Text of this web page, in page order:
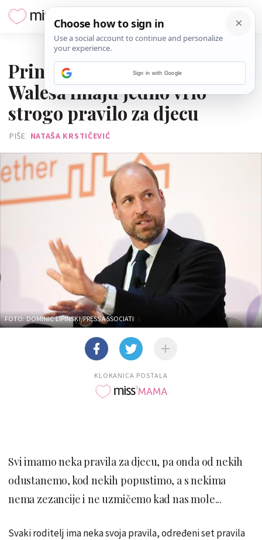
Princ William i princeza od
Walesa imaju jedno vrlo
strogo pravilo za djecu
PIŠE NATAŠA KRSTIČEVIĆ
FOTO: DOMINIC LIPINSKI/PRESS ASSOCIATI
KLOKANICA POSTALA
Svi imamo neka pravila za djecu, pa onda od nekih
odustanemo, kod nekih popustimo, a s nekima
nema zezancije i ne uzmičemo kad nas mole...
Svaki roditelj ima neka svoja pravila, određeni set pravila
Sign in with Google